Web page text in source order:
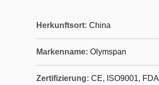
Herkunftsort: China
Markenname: Olymspan
Zertifizierung: CE, ISO9001, FDA